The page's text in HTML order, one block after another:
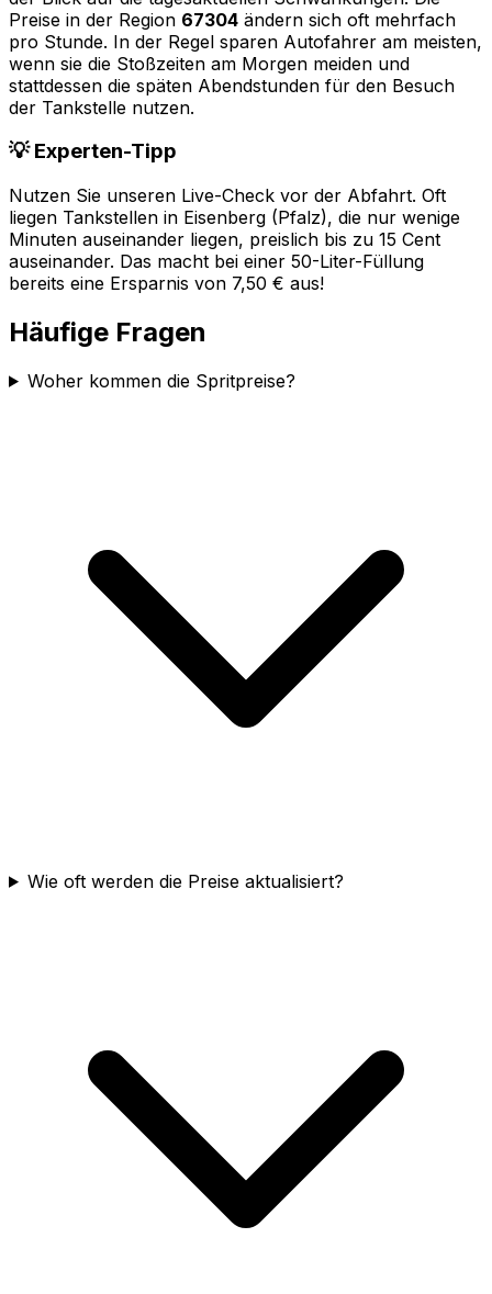
Preise in der Region 67304 ändern sich oft mehrfach
pro Stunde. In der Regel sparen Autofahrer am meisten,
wenn sie die Stoßzeiten am Morgen meiden und
stattdessen die späten Abendstunden für den Besuch
der Tankstelle nutzen.
💡 Experten-Tipp
Nutzen Sie unseren Live-Check vor der Abfahrt. Oft
liegen Tankstellen in Eisenberg (Pfalz), die nur wenige
Minuten auseinander liegen, preislich bis zu 15 Cent
auseinander. Das macht bei einer 50-Liter-Füllung
bereits eine Ersparnis von 7,50 € aus!
Häufige Fragen
Woher kommen die Spritpreise?
Wie oft werden die Preise aktualisiert?